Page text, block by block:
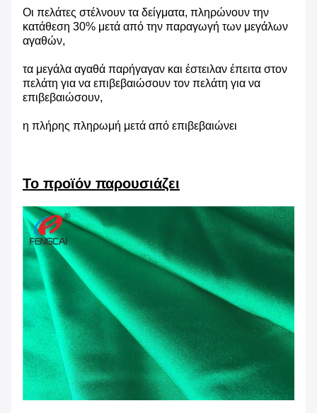
Οι πελάτες στέλνουν τα δείγματα, πληρώνουν την
κατάθεση 30% μετά από την παραγωγή των μεγάλων
αγαθών,
τα μεγάλα αγαθά παρήγαγαν και έστειλαν έπειτα στον
πελάτη για να επιβεβαιώσουν τον πελάτη για να
επιβεβαιώσουν,
η πλήρης πληρωμή μετά από επιβεβαιώνει
Το προϊόν παρουσιάζει